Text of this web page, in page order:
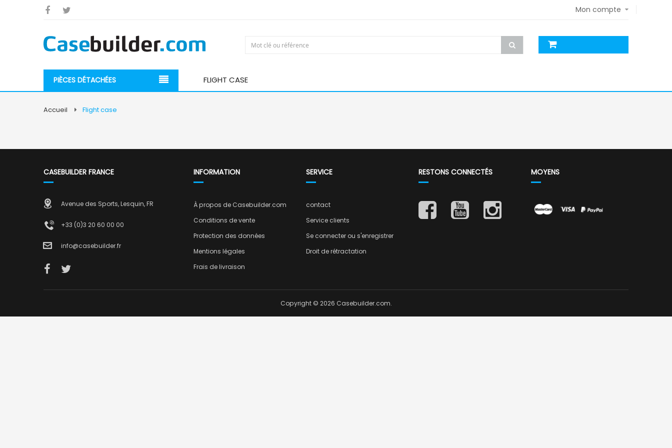
Mon compte
PIÈCES DÉTACHÉES FLIGHT CASE
Accueil Flight case
CASEBUILDER FRANCE
Avenue des Sports, Lesquin, FR
+33 (0)3 20 60 00 00
info@casebuilder.fr
INFORMATION
À propos de Casebuilder.com
Conditions de vente
Protection des données
Mentions légales
Frais de livraison
SERVICE
contact
Service clients
Se connecter ou s'enregistrer
Droit de rétractation
RESTONS CONNECTÉS MOYENS
Copyright © 2026 Casebuilder.com.